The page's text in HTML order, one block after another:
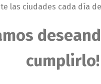
las ciudades cada día
cumplirlo!